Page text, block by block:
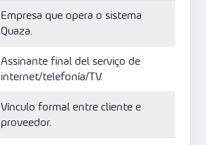
Empresa que opera o sistema
Quaza.
Assinante final del serviço de
internet/telefonía/TV.
Vínculo formal entre cliente e
proveedor.